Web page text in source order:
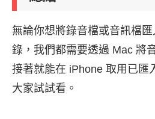
無論你想將錄音檔或音訊檔
錄，我們都需要透過 Mac 將
接著就能在 iPhone 取用已匯
大家試試看。